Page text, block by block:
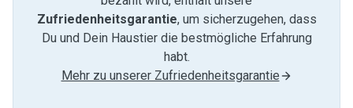
Zufriedenheitsgarantie, um sicherzugehen, dass
Du und Dein Haustier die bestmögliche Erfahrung
habt.
Mehr zu unserer Zufriedenheitsgarantie